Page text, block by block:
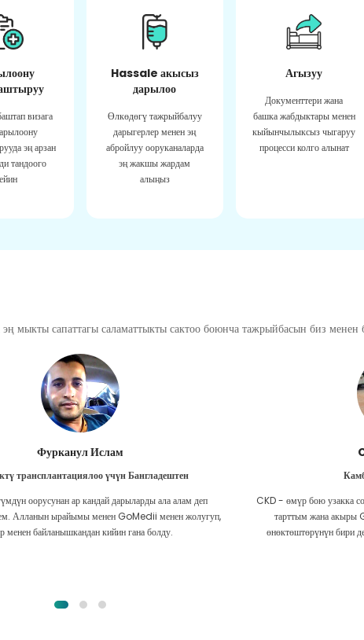
визага
эң арзан
тандоого
Hassale акысыз
дарылоо
Өлкөдөгү тажрыйбалуу
дарыгерлер менен эң
абройлуу ооруканаларда
эң жакшы жардам
алыңыз
Агызуу
Документтери жана
башка жабдыктары менен
кыйынчылыксыз чыгаруу
процесси колго алынат
мыкты сапаттагы саламаттыкты сактоо боюнча тажрыйбасын биз менен
Фурканул Ислам
трансплантациялоо үчүн Бангладештен
оорусунан ар кандай дарыларды ала алам деп
Алланын ырайымы менен GoMedii менен жолугуп,
менен байланышкандан кийин гана болду.
CKD - өмүр бою узакка
тарттым жана акыры
өнөктөштөрүнүн бири